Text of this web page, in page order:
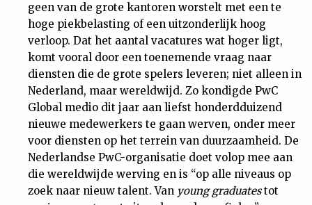
geen van de grote kantoren worstelt met een te
hoge piekbelasting of een uitzonderlijk hoog
verloop. Dat het aantal vacatures wat hoger ligt,
komt vooral door een toenemende vraag naar
diensten die de grote spelers leveren; niet alleen in
Nederland, maar wereldwijd. Zo kondigde PwC
Global medio dit jaar aan liefst honderdduizend
nieuwe medewerkers te gaan werven, onder meer
voor diensten op het terrein van duurzaamheid. De
Nederlandse PwC-organisatie doet volop mee aan
die wereldwijde werving en is “op alle niveaus op
zoek naar nieuw talent. Van young graduatestot